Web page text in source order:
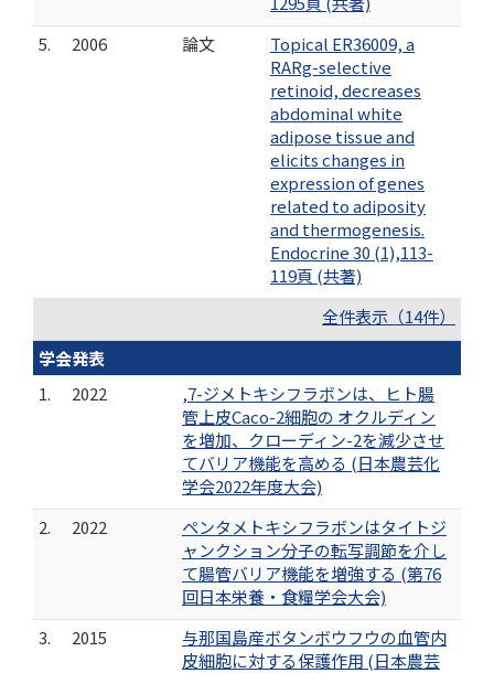
5.
2006 論文
Topical ER36009, a
RARg-selective
retinoid, decreases
abdominal white
adipose tissue and
elicits changes in
expression of genes
related to adiposity
and thermogenesis.
Endocrine 30 (1),113-
119頁 (共著)
全件表示（14件）
学会発表
1.
2022
,7-ジメトキシフラボンは、ヒト腸
管上皮Caco-2細胞の オクルディン
を増加、クローディン-2を減少させ
てバリア機能を高める (日本農芸化
学会2022年度大会)
2.
2022
ペンタメトキシフラボンはタイトジ
ャンクション分子の転写調節を介し
て腸管バリア機能を増強する (第76
回日本栄養・食糧学会大会)
3.
2015
与那国島産ボタンボウフウの血管内
皮細胞に対する保護作用 (日本農芸